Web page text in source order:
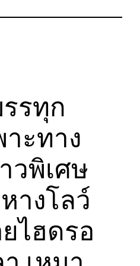
รทุก
ะทาง
วพิเศษ
างโลว์
ไฮดรอ